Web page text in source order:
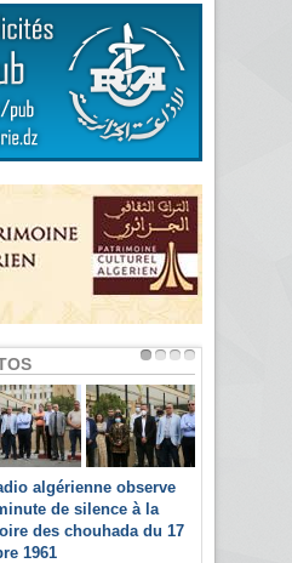
algérienne observe
de silence à la
des chouhada du 17
1961